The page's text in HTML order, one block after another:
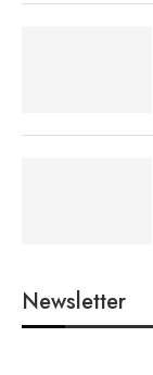
Newsletter